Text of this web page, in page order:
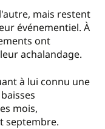
mais restent
événementiel. À
ont
achalandage.
à lui connu une
mois,
septembre.